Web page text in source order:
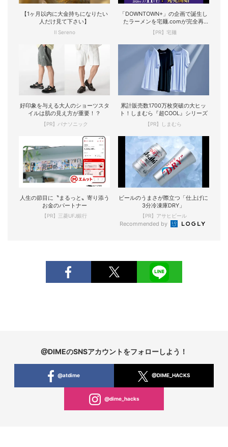
【1ヶ月以内に大金持ちになりたい
人だけ見て下さい】
Il Sereno
「DOWNTOWN+」の企画で誕生し
たラーメンを宅麺.comが完全再
現！
【PR】宅麺
好印象を与える大人のショーツスタ
イルは肌の見え方が重要！？
【PR】パナソニック
累計販売数1700万枚突破の大ヒッ
ト！しまむら『超COOL』シリーズ
【PR】しまむら
人生の節目に〝まるっと〟寄り添う
お金のパートナー
【PR】三菱UFJ銀行
ビールのうまさが際立つ「仕上げに
3分冷凍庫DRY」
【PR】アサヒビール
Recommended by
@DIMEのSNSアカウントをフォローしよう！
@atdime @DIME_HACKS
@dime_hacks